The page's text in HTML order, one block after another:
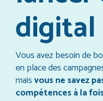
digital
Vous avez besoin de
en place des
maisvous ne savez
compétences à la